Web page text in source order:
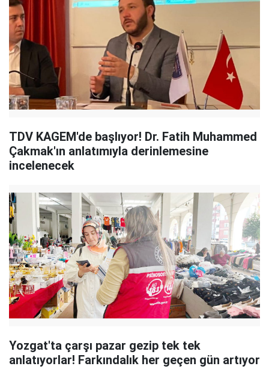
TDV KAGEM'de başlıyor! Dr. Fatih Muhammed
Çakmak'ın anlatımıyla derinlemesine
incelenecek
Yozgat'ta çarşı pazar gezip tek tek
anlatıyorlar! Farkındalık her geçen gün artıyor